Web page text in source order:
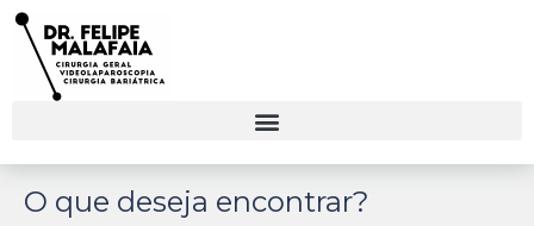
O que deseja encontrar?